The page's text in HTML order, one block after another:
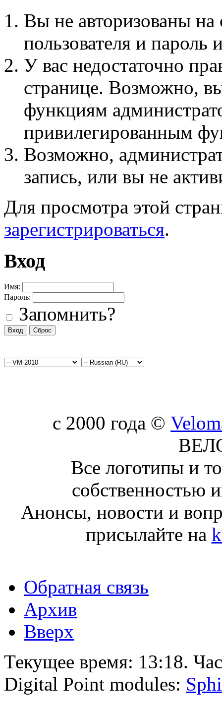
Вы не авторизованы на
пользователя и пароль
У вас недостаточно
странице. Возможно,
функциям
привилегированным
Возможно,
запись, или вы не
Для просмотра этой
зарегистрироваться.
Вход
Имя:
Пароль:
Запомнить?
c 2000 года ©
Все логотипы и
собственностью
Анонсы, новости и
присылайте на
Обратная связь
Архив
Вверх
Текущее время: 13:18.
Digital Point modules: